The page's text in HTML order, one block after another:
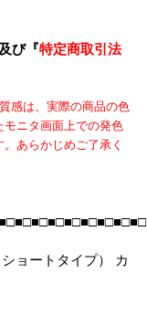
び『特定商取引法
感は、実際の商品の色
ニタ画面上での発色
あらかじめご了承く
ョートタイプ） カ